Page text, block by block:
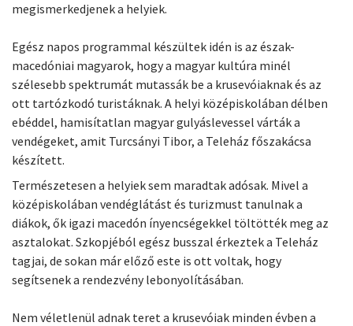
megismerkedjenek a helyiek.
Egész napos programmal készültek idén is az észak-
macedóniai magyarok, hogy a magyar kultúra minél
szélesebb spektrumát mutassák be a krusevóiaknak és az
ott tartózkodó turistáknak. A helyi középiskolában délben
ebéddel, hamisítatlan magyar gulyáslevessel várták a
vendégeket, amit Turcsányi Tibor, a Teleház főszakácsa
készített.
Természetesen a helyiek sem maradtak adósak. Mivel a
középiskolában vendéglátást és turizmust tanulnak a
diákok, ők igazi macedón ínyencségekkel töltötték meg az
asztalokat. Szkopjéból egész busszal érkeztek a Teleház
tagjai, de sokan már előző este is ott voltak, hogy
segítsenek a rendezvény lebonyolításában.
Nem véletlenül adnak teret a krusevóiak minden évben a